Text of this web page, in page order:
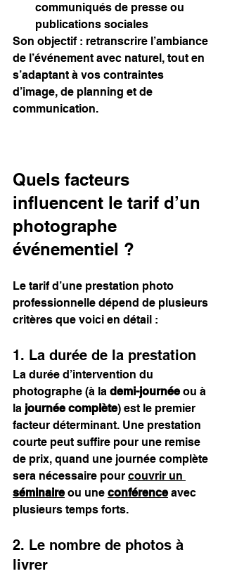
communiqués de presse ou
publications sociales
Son objectif : retranscrire l’ambiance
de l’événement avec naturel, tout en
s’adaptant à vos contraintes
d’image, de planning et de
communication.
Quels facteurs
influencent le tarif d’un
photographe
événementiel ?
Le tarif d’une prestation photo
professionnelle dépend de plusieurs
critères que voici en détail :
1. La durée de la prestation
La durée d’intervention du
photographe (à la demi-journée ou à
la journée complète) est le premier
facteur déterminant. Une prestation
courte peut suffire pour une remise
de prix, quand une journée complète
sera nécessaire pour couvrir un
séminaire ou une conférence avec
plusieurs temps forts.
2. Le nombre de photos à
livrer